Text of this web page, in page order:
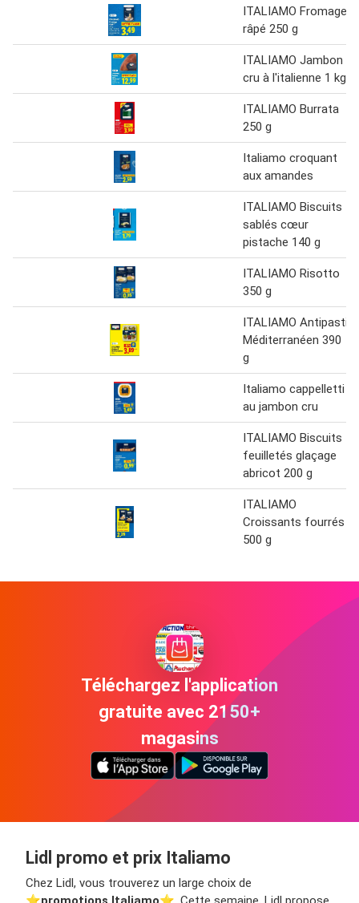
ITALIAMO Fromage
râpé 250 g
ITALIAMO Jambon
cru à l'italienne 1 kg
ITALIAMO Burrata
250 g
Italiamo croquant
aux amandes
ITALIAMO Biscuits
sablés cœur
pistache 140 g
ITALIAMO Risotto
350 g
ITALIAMO Antipasti
Méditerranéen 390
g
Italiamo cappelletti
au jambon cru
ITALIAMO Biscuits
feuilletés glaçage
abricot 200 g
ITALIAMO
Croissants fourrés
500 g
Téléchargez l'application
gratuite avec 2150+
magasins
Lidl promo et prix Italiamo
Chez Lidl, vous trouverez un large choix de